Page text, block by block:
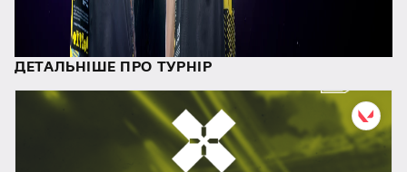
ДЕТАЛЬНІШЕ ПРО ТУРНІР